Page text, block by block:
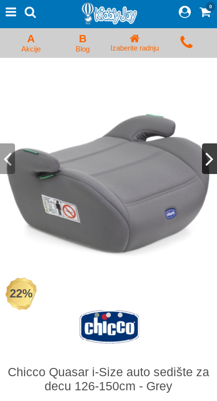
Proizvodi
Početna Prijava/Registracija
Kolica za bebe i dečija kolica
Hranilice, flašice i cucle
Monitori, Ogradice i tricikli
Posteljine, vrećice i baldahini
Odeća i obuća
AKCIJA
Prodavnica
0
A
Akcije
B
Blog Izaberite radnju
22%
Chicco Quasar i-Size auto sedište za
decu 126-150cm - Grey